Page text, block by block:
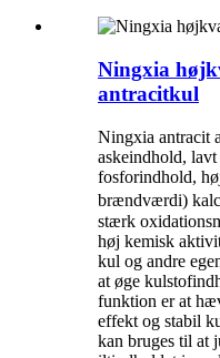
Ningxia
antracitkul
Ningxia antracit
askeindhold,
fosforindhold,
brændværdi)
stærk
høj kemisk
kul og andre
at øge
funktion er at
effekt og stabil
kan bruges til at